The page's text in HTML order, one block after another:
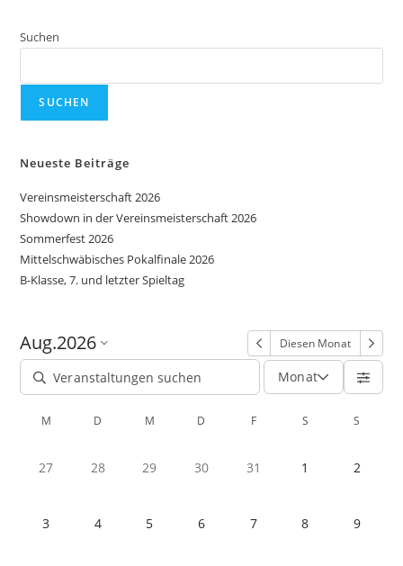
Suchen
SUCHEN
Neueste Beiträge
Vereinsmeisterschaft 2026
Showdown in der Vereinsmeisterschaft 2026
Sommerfest 2026
Mittelschwäbisches Pokalfinale 2026
B-Klasse, 7. und letzter Spieltag
Aug.2026 Diesen Monat
Monat
M D M D F S S
27 28 29 30 31 1 2
3 4 5 6 7 8 9